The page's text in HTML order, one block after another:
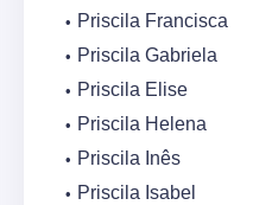
Priscila Francisca
Priscila Gabriela
Priscila Elise
Priscila Helena
Priscila Inês
Priscila Isabel